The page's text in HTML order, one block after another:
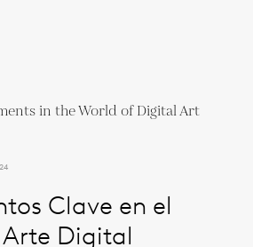
Clave en el
Digital